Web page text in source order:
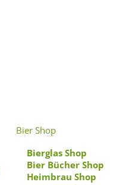
Bier Shop
Bierglas Shop
Bier Bücher Shop
Heimbrau Shop